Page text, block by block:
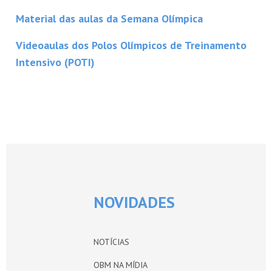
NOVIDADES
NOTÍCIAS
OBM NA MÍDIA
Material das aulas da Semana Olímpica
Videoaulas dos Polos Olímpicos de Treinamento
Intensivo (POTI)